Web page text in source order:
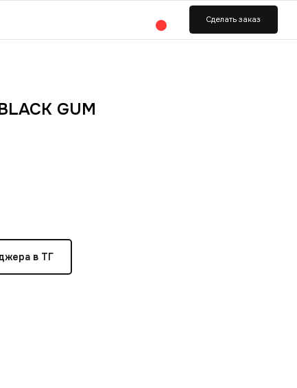
GUM
в ТГ